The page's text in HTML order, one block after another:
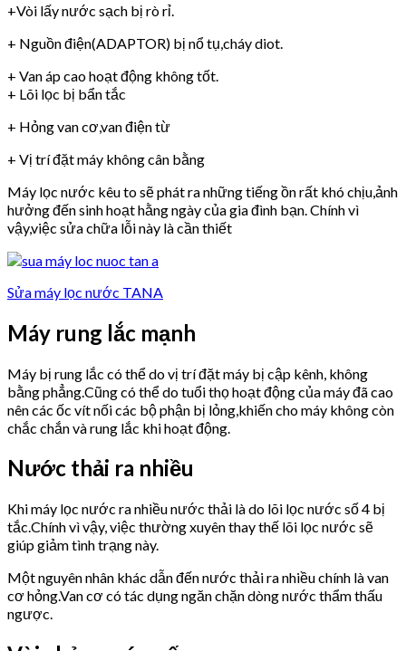
+Vòi lấy nước sạch bị rò rỉ.
+ Nguồn điện(ADAPTOR) bị nổ tụ,cháy diot.
+ Van áp cao hoạt động không tốt.
+ Lõi lọc bị bẩn tắc
+ Hỏng van cơ,van điện từ
+ Vị trí đặt máy không cân bằng
Máy lọc nước kêu to sẽ phát ra những tiếng ồn rất khó chịu,ảnh
hưởng đến sinh hoạt hằng ngày của gia đình bạn. Chính vì
vậy,việc sửa chữa lỗi này là cần thiết
Sửa máy lọc nước TANA
Máy rung lắc mạnh
Máy bị rung lắc có thể do vị trí đặt máy bị cập kênh, không
bằng phẳng.Cũng có thể do tuổi thọ hoạt động của máy đã cao
nên các ốc vít nối các bộ phận bị lỏng,khiến cho máy không còn
chắc chắn và rung lắc khi hoạt động.
Nước thải ra nhiều
Khi máy lọc nước ra nhiều nước thải là do lõi lọc nước số 4 bị
tắc.Chính vì vậy, việc thường xuyên thay thế lõi lọc nước sẽ
giúp giảm tình trạng này.
Một nguyên nhân khác dẫn đến nước thải ra nhiều chính là van
cơ hỏng.Van cơ có tác dụng ngăn chặn dòng nước thẩm thấu
ngược.